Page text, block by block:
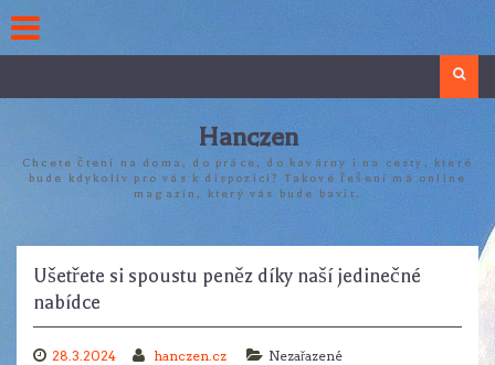
to
content
Hanczen
Chcete čtení na doma, do práce, do kavárny i na cesty, které
bude kdykoliv pro vás k dispozici? Takové řešení má online
magazín, který vás bude bavit.
Ušetřete si spoustu peněz díky naší jedinečné
nabídce
28.3.2024 hanczen.cz Nezařazené